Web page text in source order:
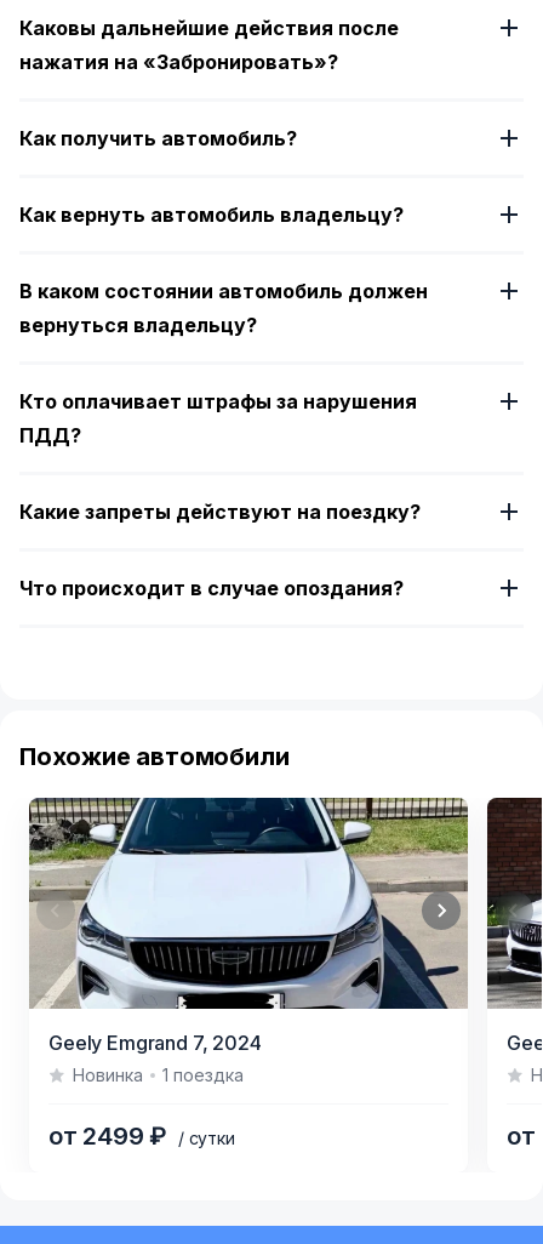
Каковы дальнейшие действия после
нажатия на «Забронировать»?
Как получить автомобиль?
Как вернуть автомобиль владельцу?
В каком состоянии автомобиль должен
вернуться владельцу?
Кто оплачивает штрафы за нарушения
ПДД?
Какие запреты действуют на поездку?
Что происходит в случае опоздания?
Похожие автомобили
Geely Emgrand 7, 2024
Новинка 1 поездка
от 2499 ₽ / сутки